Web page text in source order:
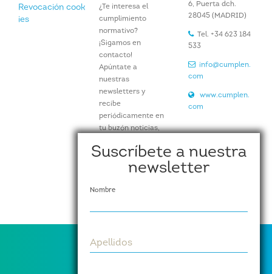
Suscríbete a nuestra
newsletter
Nombre
Apellidos
Revocación cook
ies
¿Te interesa el
cumplimiento
normativo?
¡Sigamos en
contacto!
Apúntate a
nuestras
newsletters y
recibe
periódicamente en
tu buzón noticias,
información de
nuestros eventos y
Suscríbete aquí
6, Puerta dch.
28045 (MADRID)
Tel. +34 623 184
533
info@cumplen.
com
www.cumplen.
com